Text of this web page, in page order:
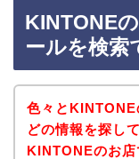
KINTONE
ールを検索
色々とKINTONE
どの情報を探し
KINTONEのお